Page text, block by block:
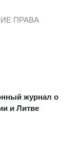
ПРАВА
журнал о
и Литве